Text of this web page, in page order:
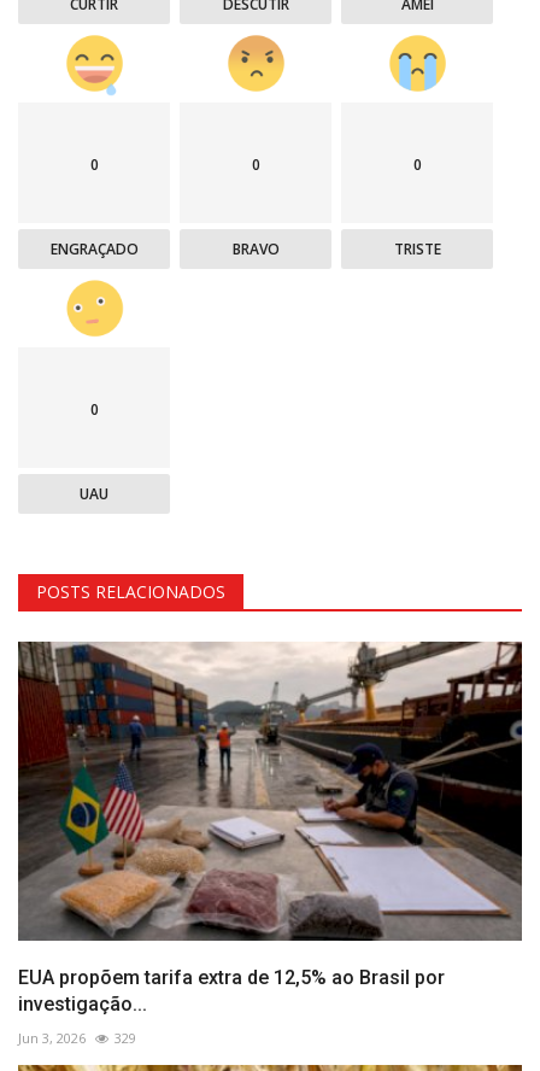
0
ENGRAÇADO
0
BRAVO
0
TRISTE
0
UAU
POSTS RELACIONADOS
EUA propõem tarifa extra de 12,5% ao Brasil por
investigação...
Jun 3, 2026 329